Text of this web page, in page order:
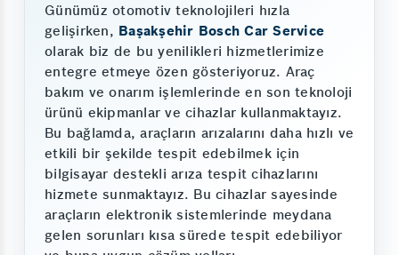
Günümüz otomotiv teknolojileri hızla
gelişirken, Başakşehir Bosch Car Service
olarak biz de bu yenilikleri hizmetlerimize
entegre etmeye özen gösteriyoruz. Araç
bakım ve onarım işlemlerinde en son teknoloji
ürünü ekipmanlar ve cihazlar kullanmaktayız.
Bu bağlamda, araçların arızalarını daha hızlı ve
etkili bir şekilde tespit edebilmek için
bilgisayar destekli arıza tespit cihazlarını
hizmete sunmaktayız. Bu cihazlar sayesinde
araçların elektronik sistemlerinde meydana
gelen sorunları kısa sürede tespit edebiliyor